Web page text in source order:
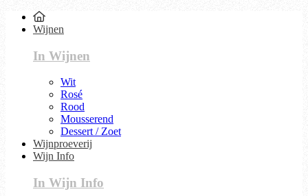
Wijnen
In Wijnen
Wit
Rosé
Rood
Mousserend
Dessert / Zoet
Wijnproeverij
Wijn Info
In Wijn Info